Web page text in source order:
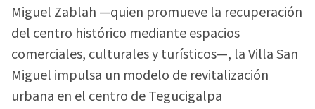
Miguel Zablah —quien promueve la recuperación
del centro histórico mediante espacios
comerciales, culturales y turísticos—, la Villa San
Miguel impulsa un modelo de revitalización
urbana en el centro de Tegucigalpa